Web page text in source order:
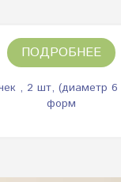
ПОДРОБНЕЕ
, 2 шт, (диаметр 6
форм